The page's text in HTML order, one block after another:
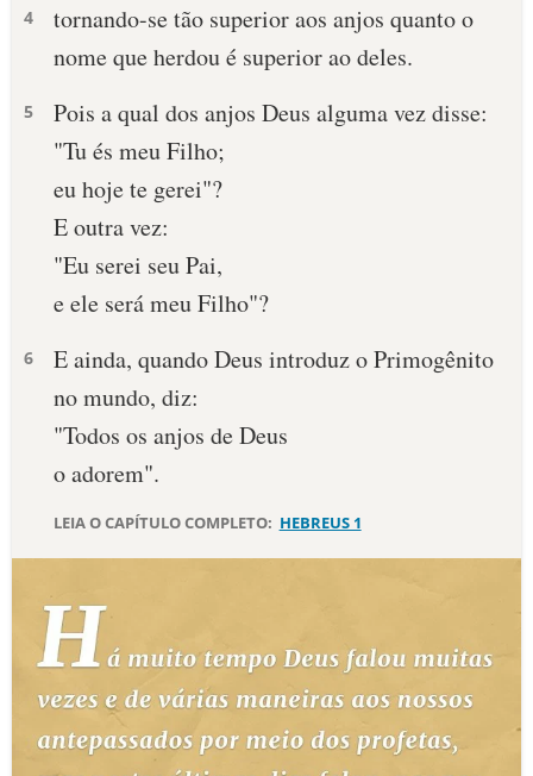
PERGUNTE À BÍBLIA IA
TERMO BÍBLICO
LOJA BÍBLIAON
4
tornando-se tão superior aos anjos quanto o
nome que herdou é superior ao deles.
5
Pois a qual dos anjos Deus alguma vez disse:
"Tu és meu Filho;
eu hoje te gerei"?
E outra vez:
"Eu serei seu Pai,
e ele será meu Filho"?
6
E ainda, quando Deus introduz o Primogênito
no mundo, diz:
"Todos os anjos de Deus
o adorem".
LEIA O CAPÍTULO COMPLETO: HEBREUS 1